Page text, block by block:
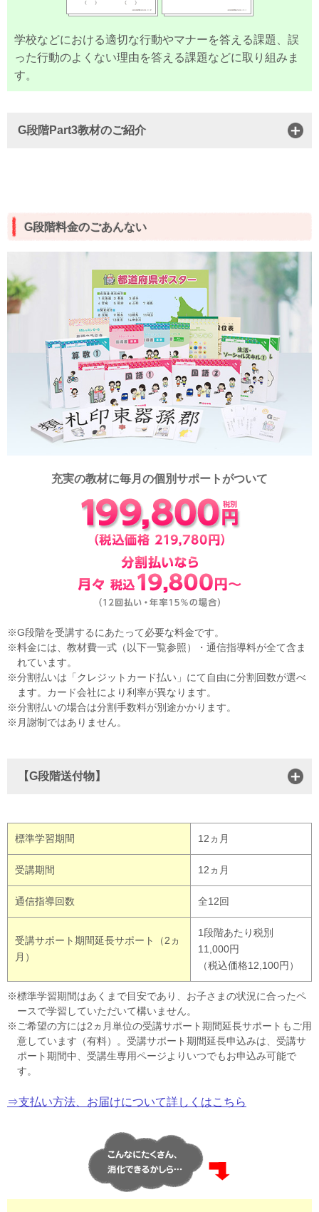
学校などにおける適切な行動やマナーを答える課題、誤
った行動のよくない理由を答える課題などに取り組みま
す。
G段階Part3教材のご紹介
G段階料金のごあんない
充実の教材に毎月の個別サポートがついて
G段階を受講するにあたって必要な料金です。
料金には、教材費一式（以下一覧参照）・通信指導料が全て含ま
れています。
分割払いは「クレジットカード払い」にて自由に分割回数が選べ
ます。カード会社により利率が異なります。
分割払いの場合は分割手数料が別途かかります。
月謝制ではありません。
【G段階送付物】
標準学習期間 12ヵ月
受講期間 12ヵ月
通信指導回数 全12回
受講サポート期間延長サポート（2ヵ
月）
1段階あたり税別
11,000円
（税込価格12,100円）
標準学習期間はあくまで目安であり、お子さまの状況に合ったペ
ースで学習していただいて構いません。
ご希望の方には2ヵ月単位の受講サポート期間延長サポートもご用
意しています（有料）。受講サポート期間延長申込みは、受講サ
ポート期間中、受講生専用ページよりいつでもお申込み可能で
す。
⇒支払い方法、お届けについて詳しくはこちら